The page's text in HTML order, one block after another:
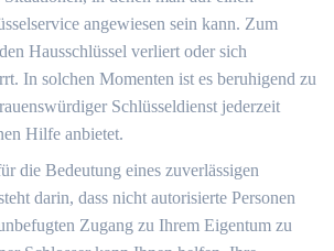
angewiesen sein kann.​ Zum
Hausschlüssel verliert oder sich
In solchen Momenten ist es beruhigend zu
Schlüsseldienst jederzeit
Hilfe anbietet.​
die Bedeutung eines zuverlässigen
darin, dass nicht autorisierte Personen
Zugang zu Ihrem Eigentum zu